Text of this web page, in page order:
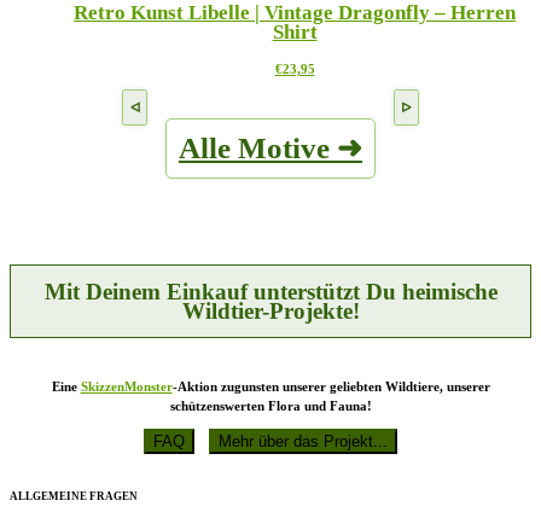
Produktseite
gewählt
Varianten
auf.
Optionen
Produktseite
gewählt
Retro Kunst Libelle | Vintage Dragonfly – Herren
Shirt
€23,95Dieses
Varianten
auf.
der
Produktseite
gewählt
werden
Alle Motive ➜
Mit Deinem Einkauf unterstützt Du heimische
Wildtier-Projekte!
Eine SkizzenMonster-Aktion zugunsten unserer geliebten Wildtiere, unserer
schützenswerten Flora und Fauna!
ALLGEMEINE FRAGEN